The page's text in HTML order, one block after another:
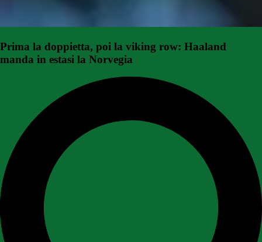
Prima la doppietta, poi la viking row: Haaland
manda in estasi la Norvegia